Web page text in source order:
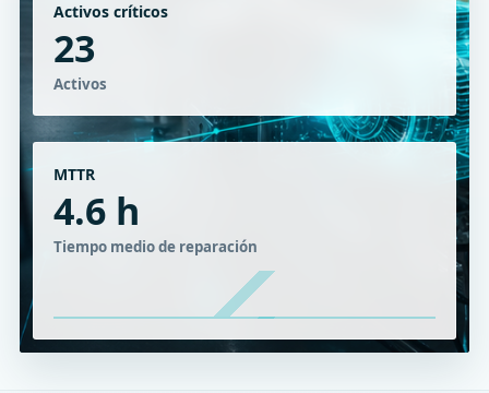
Activos críticos
23
Activos
MTTR
4.6 h
Tiempo medio de reparación